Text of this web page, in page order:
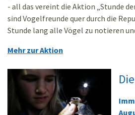
- all das vereint die Aktion „Stunde
sind Vogelfreunde quer durch die
Stunde lang alle Vögel zu notieren
Mehr zur Aktion